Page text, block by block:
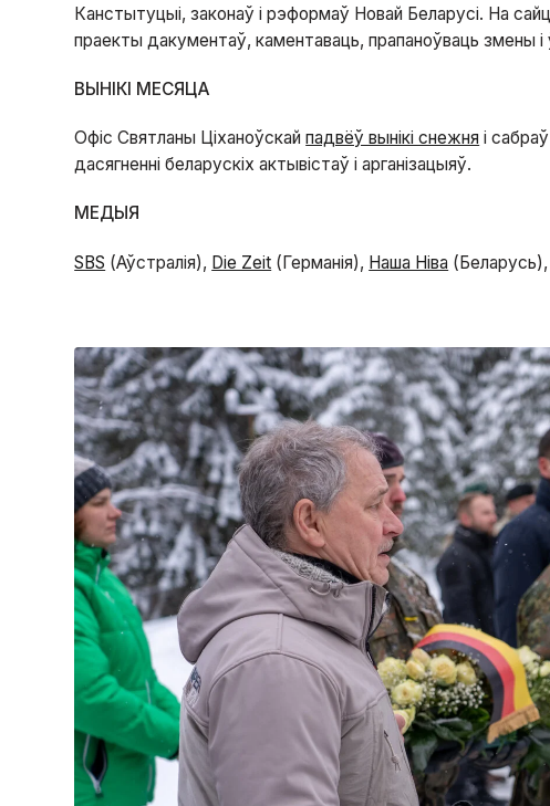
Канстытуцыі, законаў і рэформаў Новай Беларусі. На
праекты дакументаў, каментаваць, прапаноўваць змены і
ВЫНІКІ МЕСЯЦА
Офіс Святланы Ціханоўскайпадвёў вынікі снежня і
дасягненні беларускіх актывістаў і арганізацыяў.
МЕДЫЯ
SBS (Аўстралія), Die Zeit (Германія), Наша Ніва (Беларусь),